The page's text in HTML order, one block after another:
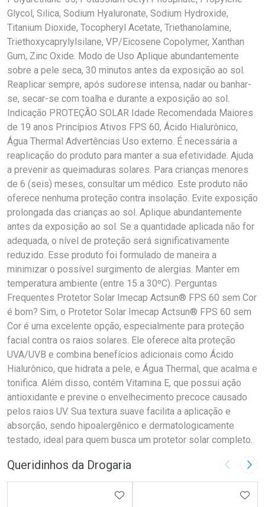
Glycol, Silica, Sodium Hyaluronate, Sodium Hydroxide,
Titanium Dioxide, Tocopheryl Acetate, Triethanolamine,
Triethoxycaprylylsilane, VP/Eicosene Copolymer, Xanthan
Gum, Zinc Oxide. Modo de Uso Aplique abundantemente
sobre a pele seca, 30 minutos antes da exposição ao sol.
Reaplicar sempre, após sudorese intensa, nadar ou banhar-
se, secar-se com toalha e durante a exposição ao sol.
Indicação PROTEÇÃO SOLAR Idade Recomendada Maiores
de 19 anos Princípios Ativos FPS 60, Ácido Hialurônico,
Água Thermal Advertências Uso externo. É necessária a
reaplicação do produto para manter a sua efetividade. Ajuda
a prevenir as queimaduras solares. Para crianças menores
de 6 (seis) meses, consultar um médico. Este produto não
oferece nenhuma proteção contra insolação. Evite exposição
prolongada das crianças ao sol. Aplique abundantemente
antes da exposição ao sol. Se a quantidade aplicada não for
adequada, o nível de proteção será significativamente
reduzido. Esse produto foi formulado de maneira a
minimizar o possível surgimento de alergias. Manter em
temperatura ambiente (entre 15 a 30ºC). Perguntas
Frequentes Protetor Solar Imecap Actsun® FPS 60 sem Cor
é bom? Sim, o Protetor Solar Imecap Actsun® FPS 60 sem
Cor é uma excelente opção, especialmente para proteção
facial contra os raios solares. Ele oferece alta proteção
UVA/UVB e combina benefícios adicionais como Ácido
Hialurônico, que hidrata a pele, e Água Thermal, que acalma e
tonifica. Além disso, contém Vitamina E, que possui ação
antioxidante e previne o envelhecimento precoce causado
pelos raios UV. Sua textura suave facilita a aplicação e
absorção, sendo hipoalergênico e dermatologicamente
testado, ideal para quem busca um protetor solar completo.
Queridinhos da Drogaria Imagem
ADICIONAR AOS FAVORITOS